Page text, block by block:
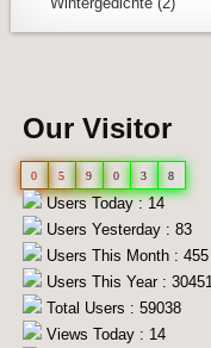
Our Visitor
0 5 9 0 3 8
Users Today : 14
Users Yesterday : 83
Users This Month : 455
Users This Year : 30451
Total Users : 59038
Views Today : 14